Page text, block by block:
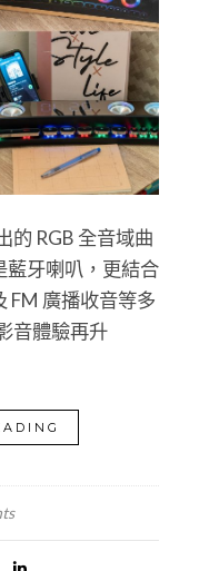
RGB 全音域曲
藍牙喇叭，更結合
FM 廣播收音等多
音體驗再升